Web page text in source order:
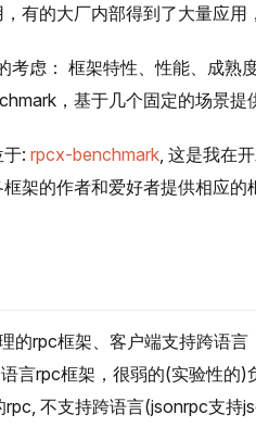
有的大厂内部得到了大量应用
虑： 框架特性、性能、成熟
，基于几个固定的场景提
: rpcx-benchmark, 这是我在
架的作者和爱好者提供相应
的rpc框架、客户端支持跨语言
言rpc框架，很弱的(实验性的
rpc, 不支持跨语言(jsonrpc支持